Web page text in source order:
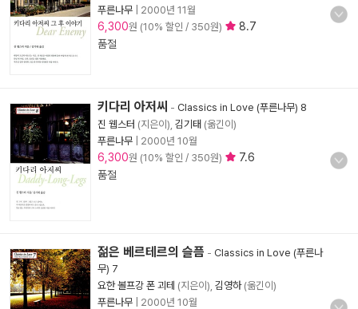
푸른나무
2000년 11월
6,300원 (10% 할인 / 350원)
8.7
품절
키다리 아저씨 - Classics in Love (푸른나무) 8
진 웹스터 (지은이), 김기태 (옮긴이)
푸른나무
2000년 10월
6,300원 (10% 할인 / 350원)
7.6
품절
젊은 베르테르의 슬픔 - Classics in Love (푸른나
무) 7
요한 볼프강 폰 괴테 (지은이), 김영하(옮긴이)
푸른나무
2000년 10월